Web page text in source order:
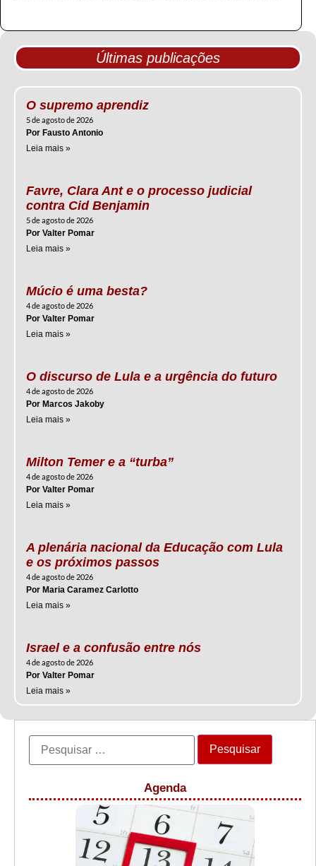
Últimas publicações
O supremo aprendiz
5 de agosto de 2026
Por Fausto Antonio
Leia mais »
Favre, Clara Ant e o processo judicial
contra Cid Benjamin
5 de agosto de 2026
Por Valter Pomar
Leia mais »
Múcio é uma besta?
4 de agosto de 2026
Por Valter Pomar
Leia mais »
O discurso de Lula e a urgência do futuro
4 de agosto de 2026
Por Marcos Jakoby
Leia mais »
Milton Temer e a “turba”
4 de agosto de 2026
Por Valter Pomar
Leia mais »
A plenária nacional da Educação com Lula
e os próximos passos
4 de agosto de 2026
Por Maria Caramez Carlotto
Leia mais »
Israel e a confusão entre nós
4 de agosto de 2026
Por Valter Pomar
Leia mais »
Agenda